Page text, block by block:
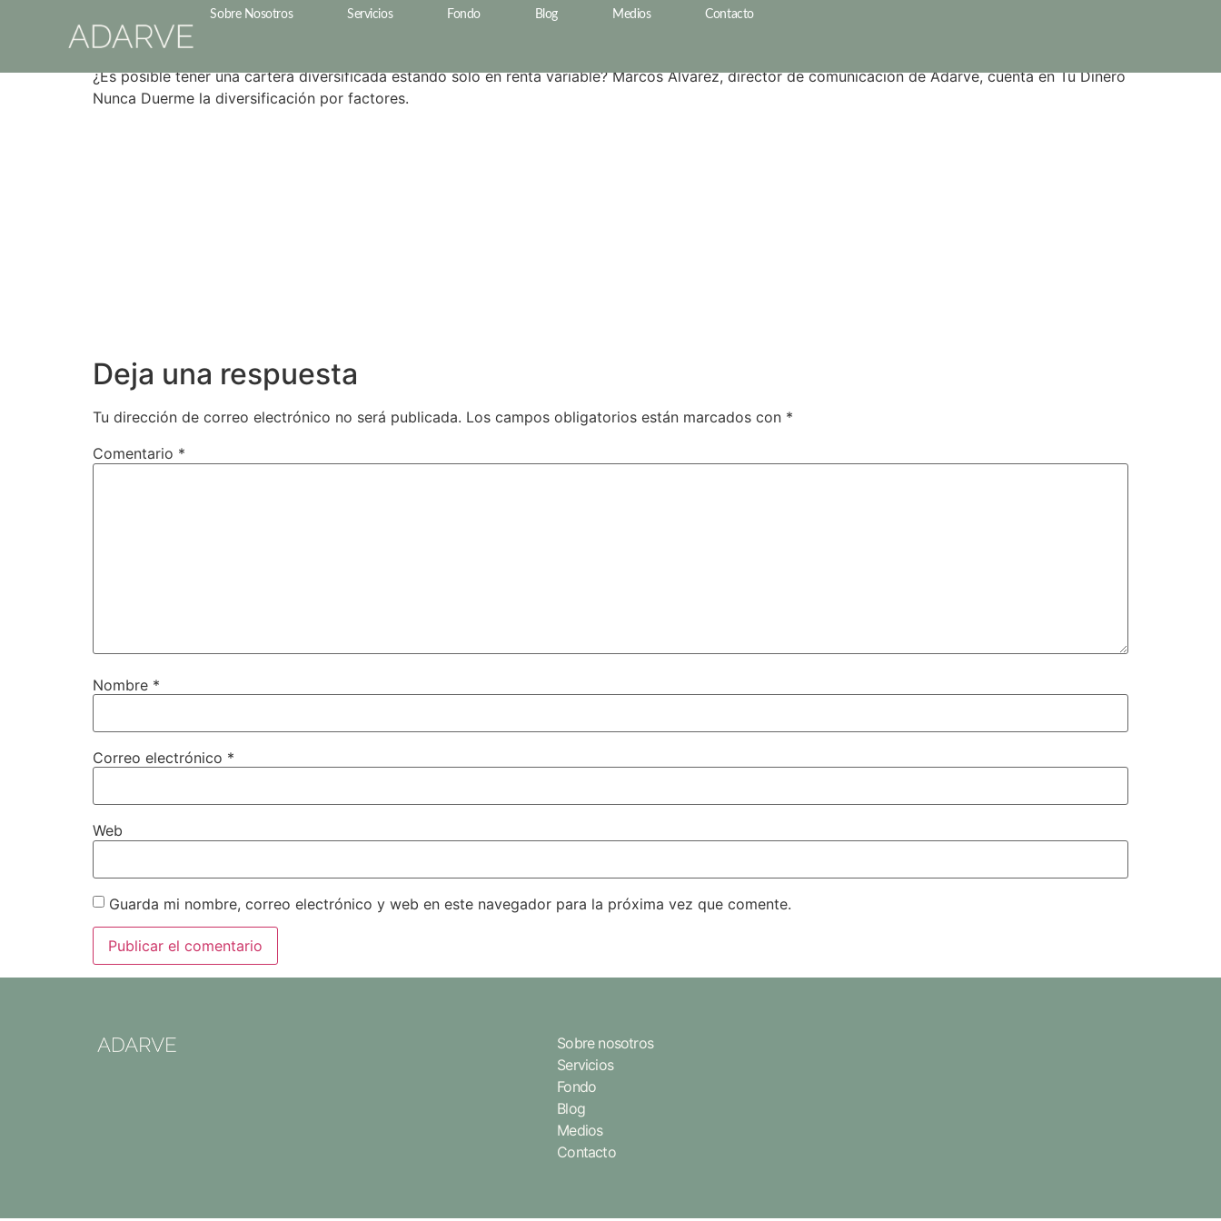
Sobre Nosotros Servicios Fondo Blog Medios Contacto
Márcos Álvarez en TDND – esRadio Podcast
¿Es posible tener una cartera diversificada estando sólo en renta variable? Marcos Álvarez, director de comunicación de Adarve, cuenta en Tu Dinero
Nunca Duerme la diversificación por factores.
Deja una respuesta
Tu dirección de correo electrónico no será publicada. Los campos obligatorios están marcados con *
Comentario *
Nombre *
Correo electrónico *
Web
Guarda mi nombre, correo electrónico y web en este navegador para la próxima vez que comente.
Sobre nosotros
Servicios
Fondo
Blog
Medios
Contacto